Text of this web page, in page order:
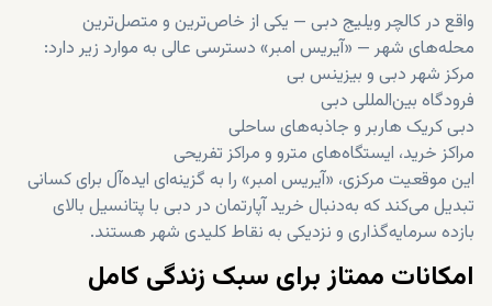
واقع در کالچر ویلیج دبی — یکی از خاص‌ترین و متصل‌ترین
محله‌های شهر — «آیریس امبر» دسترسی عالی به موارد زیر دارد:
مرکز شهر دبی و بیزینس بی
فرودگاه بین‌المللی دبی
دبی کریک هاربر و جاذبه‌های ساحلی
مراکز خرید، ایستگاه‌های مترو و مراکز تفریحی
این موقعیت مرکزی، «آیریس امبر» را به گزینه‌ای ایده‌آل برای کسانی
تبدیل می‌کند که به‌دنبال خرید آپارتمان در دبی با پتانسیل بالای
بازده سرمایه‌گذاری و نزدیکی به نقاط کلیدی شهر هستند.
امکانات ممتاز برای سبک زندگی کامل